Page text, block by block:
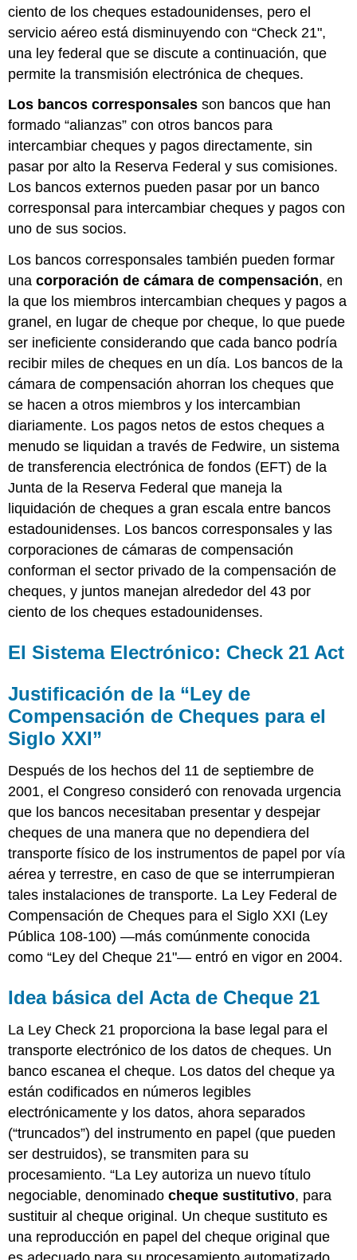
ciento de los cheques estadounidenses, pero el
servicio aéreo está disminuyendo con “Check 21",
una ley federal que se discute a continuación, que
permite la transmisión electrónica de cheques.
Los bancos corresponsales son bancos que han
formado “alianzas” con otros bancos para
intercambiar cheques y pagos directamente, sin
pasar por alto la Reserva Federal y sus comisiones.
Los bancos externos pueden pasar por un banco
corresponsal para intercambiar cheques y pagos con
uno de sus socios.
Los bancos corresponsales también pueden formar
unacorporación de cámara de compensación, en
la que los miembros intercambian cheques y pagos a
granel, en lugar de cheque por cheque, lo que puede
ser ineficiente considerando que cada banco podría
recibir miles de cheques en un día. Los bancos de la
cámara de compensación ahorran los cheques que
se hacen a otros miembros y los intercambian
diariamente. Los pagos netos de estos cheques a
menudo se liquidan a través de Fedwire, un sistema
de transferencia electrónica de fondos (EFT) de la
Junta de la Reserva Federal que maneja la
liquidación de cheques a gran escala entre bancos
estadounidenses. Los bancos corresponsales y las
corporaciones de cámaras de compensación
conforman el sector privado de la compensación de
cheques, y juntos manejan alrededor del 43 por
ciento de los cheques estadounidenses.
El Sistema Electrónico: Check 21 Act
Justificación de la “Ley de
Compensación de Cheques para el
Siglo XXI”
Después de los hechos del 11 de septiembre de
2001, el Congreso consideró con renovada urgencia
que los bancos necesitaban presentar y despejar
cheques de una manera que no dependiera del
transporte físico de los instrumentos de papel por vía
aérea y terrestre, en caso de que se interrumpieran
tales instalaciones de transporte. La Ley Federal de
Compensación de Cheques para el Siglo XXI (Ley
Pública 108-100) —más comúnmente conocida
como “Ley del Cheque 21"— entró en vigor en 2004.
Idea básica del Acta de Cheque 21
La Ley Check 21 proporciona la base legal para el
transporte electrónico de los datos de cheques. Un
banco escanea el cheque. Los datos del cheque ya
están codificados en números legibles
electrónicamente y los datos, ahora separados
(“truncados”) del instrumento en papel (que pueden
ser destruidos), se transmiten para su
procesamiento. “La Ley autoriza un nuevo título
negociable, denominadocheque sustitutivo, para
sustituir al cheque original. Un cheque sustituto es
una reproducción en papel del cheque original que